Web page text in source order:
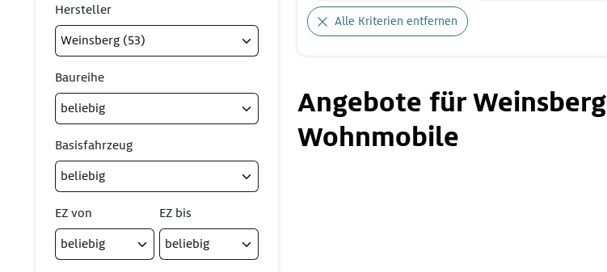
Alle Kriterien entfernen
Angebote für Weinsberg
Wohnmobile
Hersteller
Baureihe
Basisfahrzeug
EZ von EZ bis